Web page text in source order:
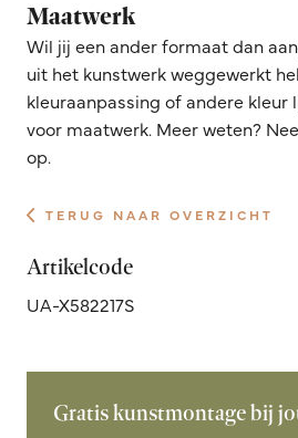
Maatwerk
Wil jij een ander formaat dan
uit het kunstwerk weggewerkt
kleuraanpassing of andere kleur
voor maatwerk. Meer weten?
op.
TERUG NAAR OVERZICHT
Artikelcode
UA-X582217S
Gratis kunstmontage bij